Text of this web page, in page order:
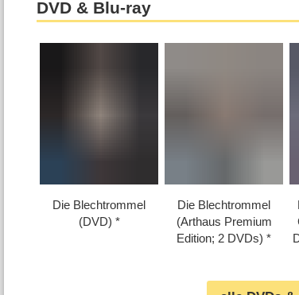
DVD & Blu-ray
Die Blechtrommel
(DVD)
Die Blechtrommel
(Arthaus Premium
Edition; 2 DVDs)